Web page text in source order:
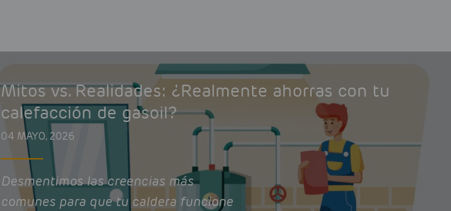
Mitos vs. Realidades: ¿Realmente ahorras con tu
calefacción de gasoil?
04 MAYO, 2026
Desmentimos las creencias más
comunes para que tu caldera funcione